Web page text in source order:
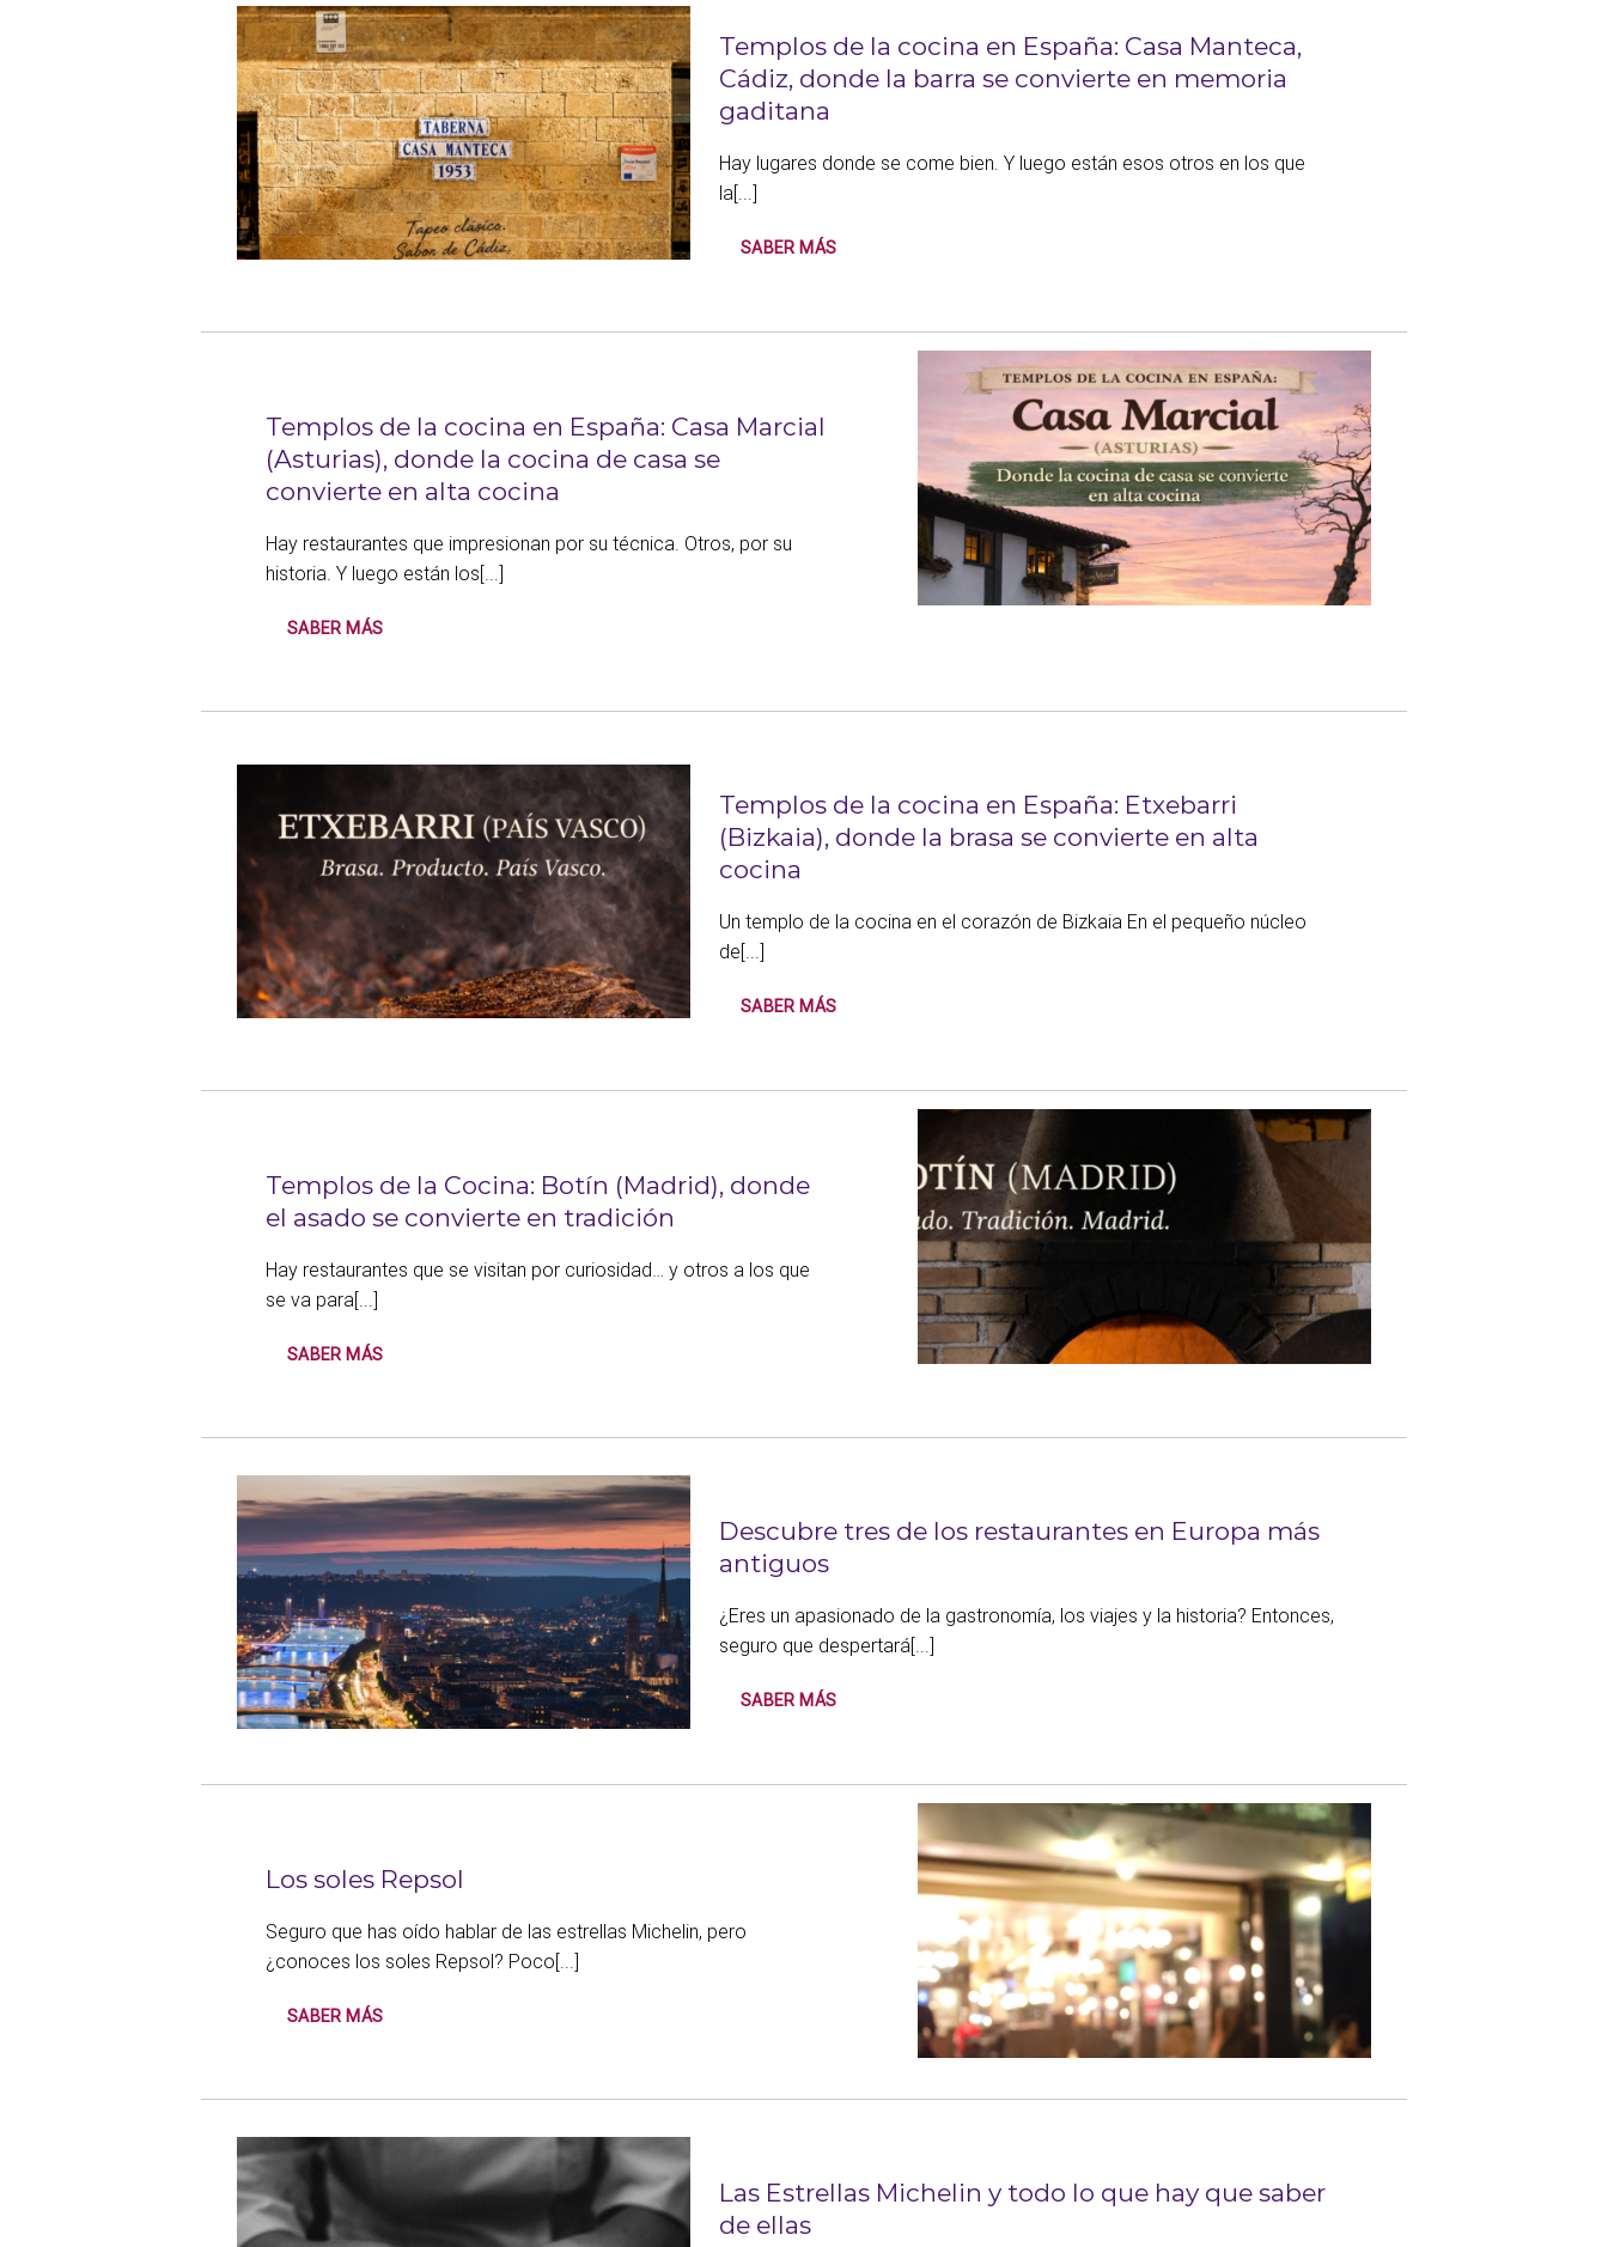
Templos de la cocina en España: Casa Manteca,
Cádiz, donde la barra se convierte en memoria
gaditana
Hay lugares donde se come bien. Y luego están esos otros en los que
la[...]
SABER MÁS
Templos de la cocina en España: Casa Marcial
(Asturias), donde la cocina de casa se
convierte en alta cocina
Hay restaurantes que impresionan por su técnica. Otros, por su
historia. Y luego están los[...]
SABER MÁS
Templos de la cocina en España: Etxebarri
(Bizkaia), donde la brasa se convierte en alta
cocina
Un templo de la cocina en el corazón de Bizkaia En el pequeño núcleo
de[...]
SABER MÁS
Templos de la Cocina: Botín (Madrid), donde
el asado se convierte en tradición
Hay restaurantes que se visitan por curiosidad… y otros a los que
se va para[...]
SABER MÁS
Descubre tres de los restaurantes en Europa más
antiguos
¿Eres un apasionado de la gastronomía, los viajes y la historia? Entonces,
seguro que despertará[...]
SABER MÁS
Los soles Repsol
Seguro que has oído hablar de las estrellas Michelin, pero
¿conoces los soles Repsol? Poco[...]
SABER MÁS
Las Estrellas Michelin y todo lo que hay que saber
de ellas